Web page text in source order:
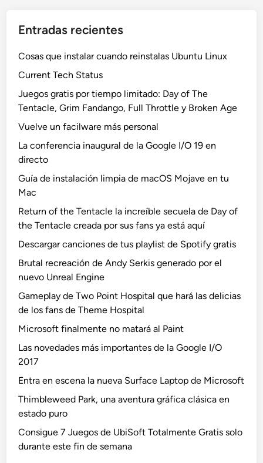
Entradas recientes
Cosas que instalar cuando reinstalas Ubuntu Linux
Current Tech Status
Juegos gratis por tiempo limitado: Day of The
Tentacle, Grim Fandango, Full Throttle y Broken Age
Vuelve un facilware más personal
La conferencia inaugural de la Google I/O 19 en
directo
Guía de instalación limpia de macOS Mojave en tu
Mac
Return of the Tentacle la increíble secuela de Day of
the Tentacle creada por sus fans ya está aquí
Descargar canciones de tus playlist de Spotify gratis
Brutal recreación de Andy Serkis generado por el
nuevo Unreal Engine
Gameplay de Two Point Hospital que hará las delicias
de los fans de Theme Hospital
Microsoft finalmente no matará al Paint
Las novedades más importantes de la Google I/O
2017
Entra en escena la nueva Surface Laptop de Microsoft
Thimbleweed Park, una aventura gráfica clásica en
estado puro
Consigue 7 Juegos de UbiSoft Totalmente Gratis solo
durante este fin de semana